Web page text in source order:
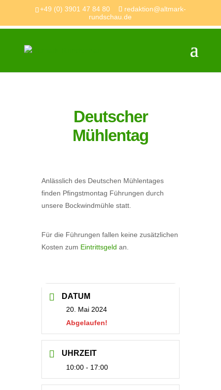
+49 (0) 3901 47 84 80
redaktion@altmark-
rundschau.de
Deutscher
Mühlentag
Anlässlich des Deutschen Mühlentages
finden Pfingstmontag Führungen durch
unsere Bockwindmühle statt.
Für die Führungen fallen keine zusätzlichen
Kosten zum Eintrittsgeld an.
DATUM
20. Mai 2024
Abgelaufen!
UHRZEIT
10:00 - 17:00